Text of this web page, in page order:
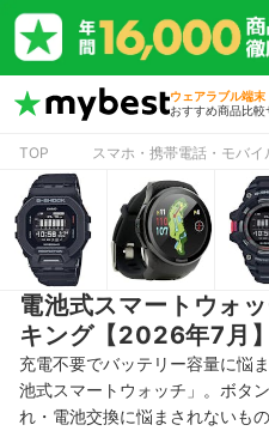
ウェアラブル端
おすすめ商品比較
TOP スマホ・携帯電話・モバイ
電池式スマートウォ
キング【2026年7月】
充電不要でバッテリー容量に悩
池式スマートウォッチ」。ボタ
れ・電池交換に悩まされないも